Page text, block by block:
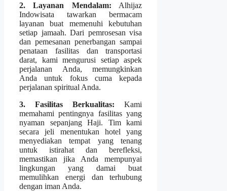
2. Layanan Mendalam: Alhijaz
Indowisata tawarkan bermacam
layanan buat memenuhi kebutuhan
setiap jamaah. Dari pemrosesan visa
dan pemesanan penerbangan sampai
penataan fasilitas dan transportasi
darat, kami mengurusi setiap aspek
perjalanan Anda, memungkinkan
Anda untuk fokus cuma kepada
perjalanan spiritual Anda.
3. Fasilitas Berkualitas: Kami
memahami pentingnya fasilitas yang
nyaman sepanjang Haji. Tim kami
secara jeli menentukan hotel yang
menyediakan tempat yang tenang
untuk istirahat dan berefleksi,
memastikan jika Anda mempunyai
lingkungan yang damai buat
memulihkan energi dan terhubung
dengan iman Anda.